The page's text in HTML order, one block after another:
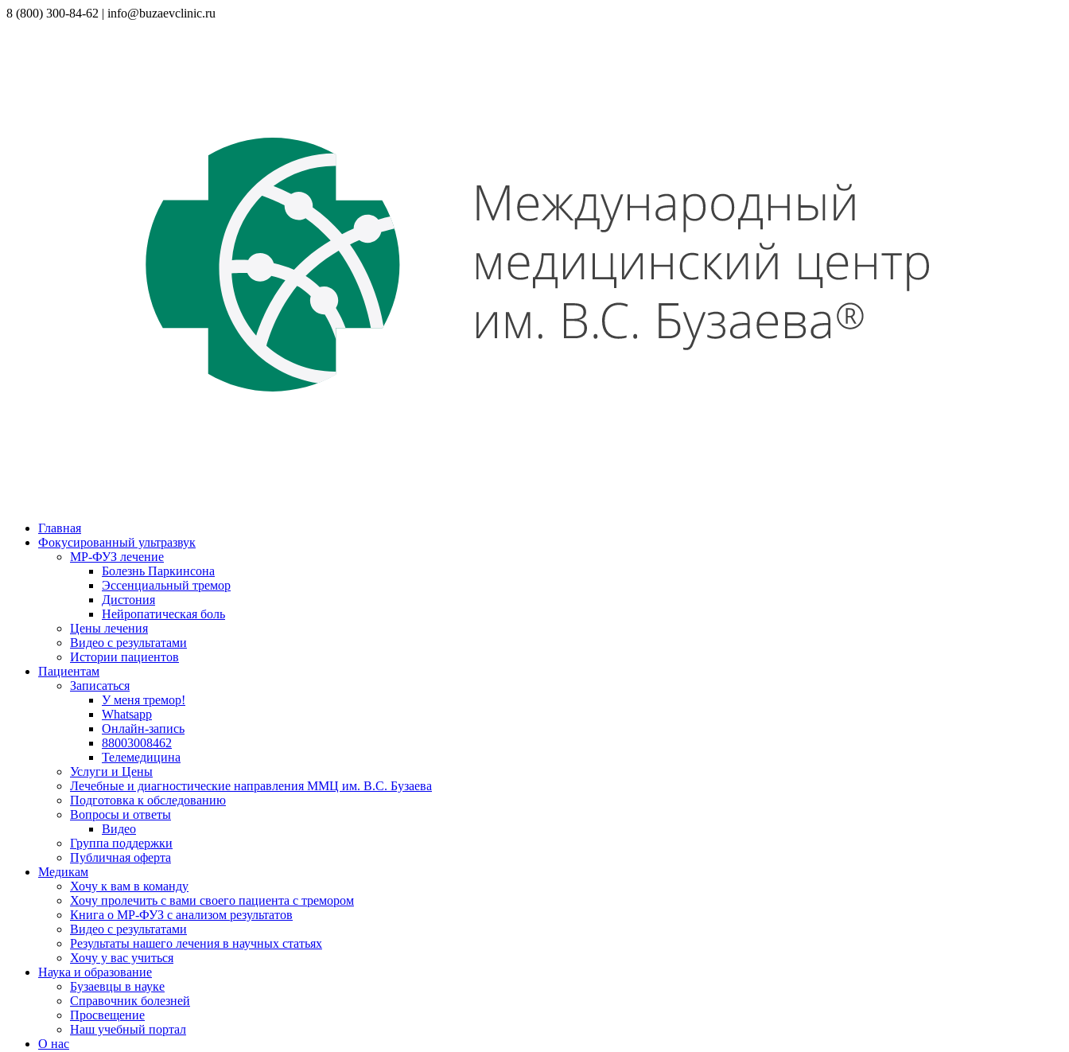
8 (800) 300-84-62 | info@buzaevclinic.ru
Главная
Фокусированный ультразвук
МР-ФУЗ лечение
Болезнь Паркинсона
Эссенциальный тремор
Дистония
Нейропатическая боль
Цены лечения
Видео с результатами
Истории пациентов
Пациентам
Записаться
У меня тремор!
Whatsapp
Онлайн-запись
88003008462
Телемедицина
Услуги и Цены
Лечебные и диагностические направления ММЦ им. В.С. Бузаева
Подготовка к обследованию
Вопросы и ответы
Видео
Группа поддержки
Публичная оферта
Медикам
Хочу к вам в команду
Хочу пролечить с вами своего пациента с тремором
Книга о МР-ФУЗ с aнализом результатов
Видео с результатами
Результаты нашего лечения в научных статьях
Хочу у вас учиться
Наука и образование
Бузаевцы в науке
Справочник болезней
Просвещение
Наш учебный портал
О нас